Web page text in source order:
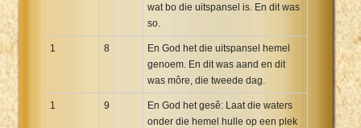
wat bo die uitspansel is. En dit was
so.
1 8
En God het die uitspansel hemel
genoem. En dit was aand en dit
was môre, die tweede dag.
1 9
En God het gesê: Laat die waters
onder die hemel hulle op een plek